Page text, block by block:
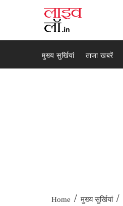
मुख्य सुर्खियां ताजा खबरें
Home / मुख्य सुर्खियां /